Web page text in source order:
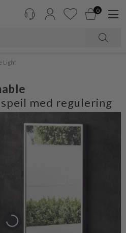
0
Light
med regulering